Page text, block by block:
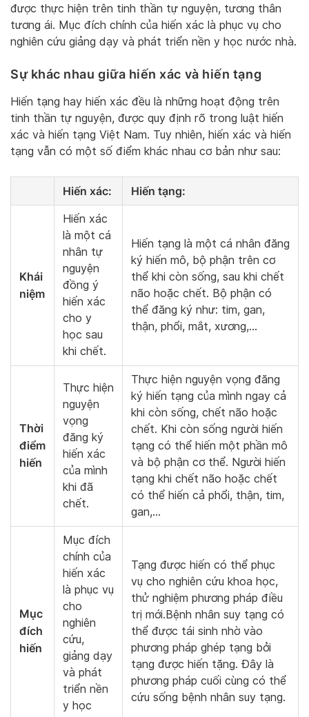
được thực hiện trên tinh thần tự nguyện, tương thân
tương ái. Mục đích chính của hiến xác là phục vụ cho
nghiên cứu giảng dạy và phát triển nền y học nước nhà.
Sự khác nhau giữa hiến xác và hiến tạng
Hiến tạng hay hiến xác đều là những hoạt động trên
tinh thần tự nguyện, được quy định rõ trong luật hiến
xác và hiến tạng Việt Nam. Tuy nhiên, hiến xác và hiến
tạng vẫn có một số điểm khác nhau cơ bản như sau:
Hiến xác: Hiến tạng:
Khái
niệm
Hiến xác
là một cá
nhân tự
nguyện
đồng ý
hiến xác
cho y
học sau
khi chết.
Hiến tạng là một cá nhân đăng
ký hiến mô, bộ phận trên cơ
thể khi còn sống, sau khi chết
não hoặc chết. Bộ phận có
thể đăng ký như: tim, gan,
thận, phổi, mắt, xương,…
Thời
điểm
hiến
Thực hiện
nguyện
vọng
đăng ký
hiến xác
của mình
khi đã
chết.
Thực hiện nguyện vọng đăng
ký hiến tạng của mình ngay cả
khi còn sống, chết não hoặc
chết. Khi còn sống người hiến
tạng có thể hiến một phần mô
và bộ phận cơ thể. Người hiến
tạng khi chết não hoặc chết
có thể hiến cả phổi, thận, tim,
gan,…
Mục
đích
hiến
Mục đích
chính của
hiến xác
là phục vụ
cho
nghiên
cứu,
giảng dạy
và phát
triển nền
y học
Tạng được hiến có thể phục
vụ cho nghiên cứu khoa học,
thử nghiệm phương pháp điều
trị mới.Bệnh nhân suy tạng có
thể được tái sinh nhờ vào
phương pháp ghép tạng bởi
tạng được hiến tặng. Đây là
phương pháp cuối cùng có thể
cứu sống bệnh nhân suy tạng.